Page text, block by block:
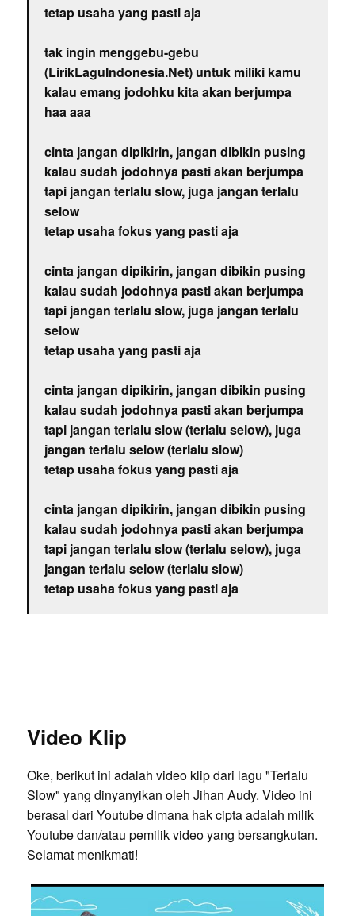
tetap usaha yang pasti aja
tak ingin menggebu-gebu
(LirikLaguIndonesia.Net) untuk miliki kamu
kalau emang jodohku kita akan berjumpa
haa aaa
cinta jangan dipikirin, jangan dibikin pusing
kalau sudah jodohnya pasti akan berjumpa
tapi jangan terlalu slow, juga jangan terlalu
selow
tetap usaha fokus yang pasti aja
cinta jangan dipikirin, jangan dibikin pusing
kalau sudah jodohnya pasti akan berjumpa
tapi jangan terlalu slow, juga jangan terlalu
selow
tetap usaha yang pasti aja
cinta jangan dipikirin, jangan dibikin pusing
kalau sudah jodohnya pasti akan berjumpa
tapi jangan terlalu slow (terlalu selow), juga
jangan terlalu selow (terlalu slow)
tetap usaha fokus yang pasti aja
cinta jangan dipikirin, jangan dibikin pusing
kalau sudah jodohnya pasti akan berjumpa
tapi jangan terlalu slow (terlalu selow), juga
jangan terlalu selow (terlalu slow)
tetap usaha fokus yang pasti aja
Video Klip
Oke, berikut ini adalah video klip dari lagu "Terlalu
Slow" yang dinyanyikan oleh Jihan Audy. Video ini
berasal dari Youtube dimana hak cipta adalah milik
Youtube dan/atau pemilik video yang bersangkutan.
Selamat menikmati!